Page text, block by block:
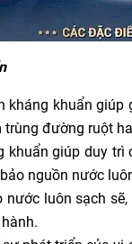
khuẩn
đường ruột
khuẩn giúp duy
nguồn nước
luôn sạch